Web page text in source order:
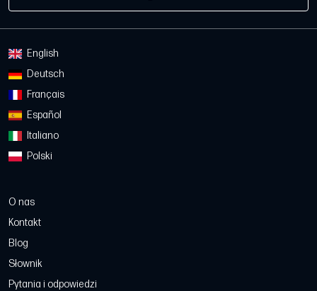
English
Deutsch
Français
Español
Italiano
Polski
O nas
Kontakt
Blog
Słownik
Pytania i odpowiedzi